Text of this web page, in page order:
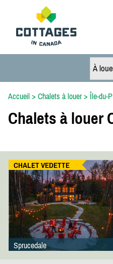
À
Accueil> Chalets à louer> Île-du-
Chalets à louer
CHALET VEDETTE
Sprucedale